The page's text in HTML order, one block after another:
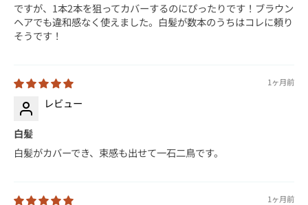
ですが、1本2本を狙ってカバーするのにぴったりです！ブラウン
ヘアでも違和感なく使えました。白髪が数本のうちはコレに頼り
そうです！
1ヶ月前
レビュー
白髪
白髪がカバーでき、束感も出せて一石二鳥です。
1ヶ月前